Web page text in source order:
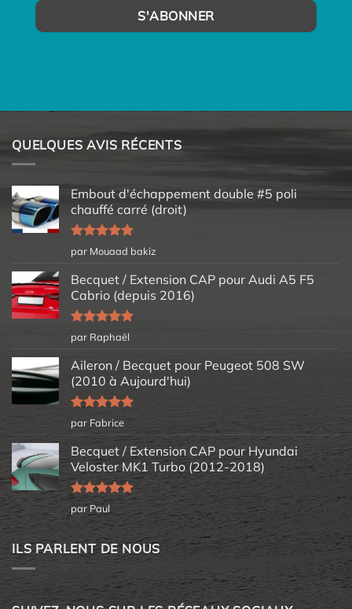
QUELQUES AVIS RÉCENTS
Embout d'échappement double #5 poli
chauffé carré (droit)
Note5sur
5
par Mouaad bakiz
Becquet / Extension CAP pour Audi A5 F5
Cabrio (depuis 2016)
Note5sur
5
par Raphaël
Aileron / Becquet pour Peugeot 508 SW
(2010 à Aujourd'hui)
Note5sur
5
par Fabrice
Becquet / Extension CAP pour Hyundai
Veloster MK1 Turbo (2012-2018)
Note5sur
5
par Paul
ILS PARLENT DE NOUS